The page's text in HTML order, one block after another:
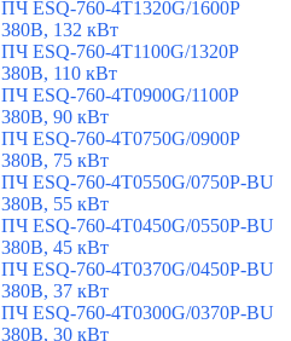
ПЧ ESQ-760-4T1320G/1600P
380В, 132 кВт
ПЧ ESQ-760-4T1100G/1320P
380В, 110 кВт
ПЧ ESQ-760-4T0900G/1100P
380В, 90 кВт
ПЧ ESQ-760-4T0750G/0900P
380В, 75 кВт
ПЧ ESQ-760-4T0550G/0750P-BU
380В, 55 кВт
ПЧ ESQ-760-4T0450G/0550P-BU
380В, 45 кВт
ПЧ ESQ-760-4T0370G/0450P-BU
380В, 37 кВт
ПЧ ESQ-760-4T0300G/0370P-BU
380В, 30 кВт